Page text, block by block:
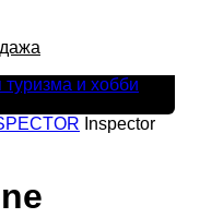
туризма и хобби
Inspector